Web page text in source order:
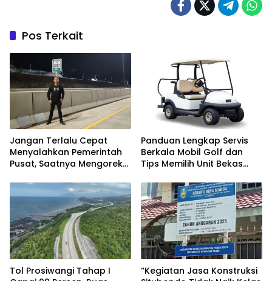
Pos Terkait
Jangan Terlalu Cepat
Menyalahkan Pemerintah
Pusat, Saatnya Mengoreksi
Kabupaten Situbondo.
Panduan Lengkap Servis
Berkala Mobil Golf dan
Tips Memilih Unit Bekas
Tol Prosiwangi Tahap I
“Kegiatan Jasa Konstruksi